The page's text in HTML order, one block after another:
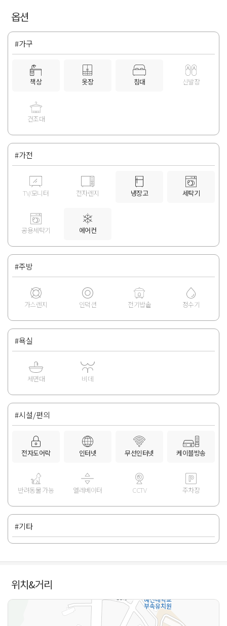
옵션
#가구
책상 옷장 침대 신발장
건조대
#가전
TV/모니터 전자렌지 냉장고 세탁기
공용세탁기 에어컨
#주방
가스렌지 인덕션 전기밥솥 정수기
#욕실
세면대 비데
#시설/편의
전자도어락 인터넷 무선인터넷 케이블방송
반려동물 가능 엘레베이터 CCTV 주차장
#기타
위치&거리